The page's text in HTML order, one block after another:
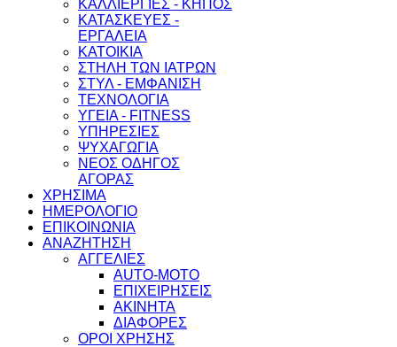
ΚΑΛΛΙΕΡΓΙΕΣ - ΚΗΠΟΣ
ΚΑΤΑΣΚΕΥΕΣ -
ΕΡΓΑΛΕΙΑ
ΚΑΤΟΙΚΙΑ
ΣΤΗΛΗ ΤΩΝ ΙΑΤΡΩΝ
ΣΤΥΛ - ΕΜΦΑΝΙΣΗ
ΤΕΧΝΟΛΟΓΙΑ
ΥΓΕΙΑ - FITNESS
ΥΠΗΡΕΣΙΕΣ
ΨΥΧΑΓΩΓΙΑ
ΝΕΟΣ ΟΔΗΓΟΣ
ΑΓΟΡΑΣ
ΧΡΗΣΙΜΑ
ΗΜΕΡΟΛΟΓΙΟ
ΕΠΙΚΟΙΝΩΝΙΑ
ΑΝΑΖΗΤΗΣΗ
ΑΓΓΕΛΙΕΣ
AUTO-MOTO
ΕΠΙΧΕΙΡΗΣΕΙΣ
ΑΚΙΝΗΤΑ
ΔΙΑΦΟΡΕΣ
ΟΡΟΙ ΧΡΗΣΗΣ